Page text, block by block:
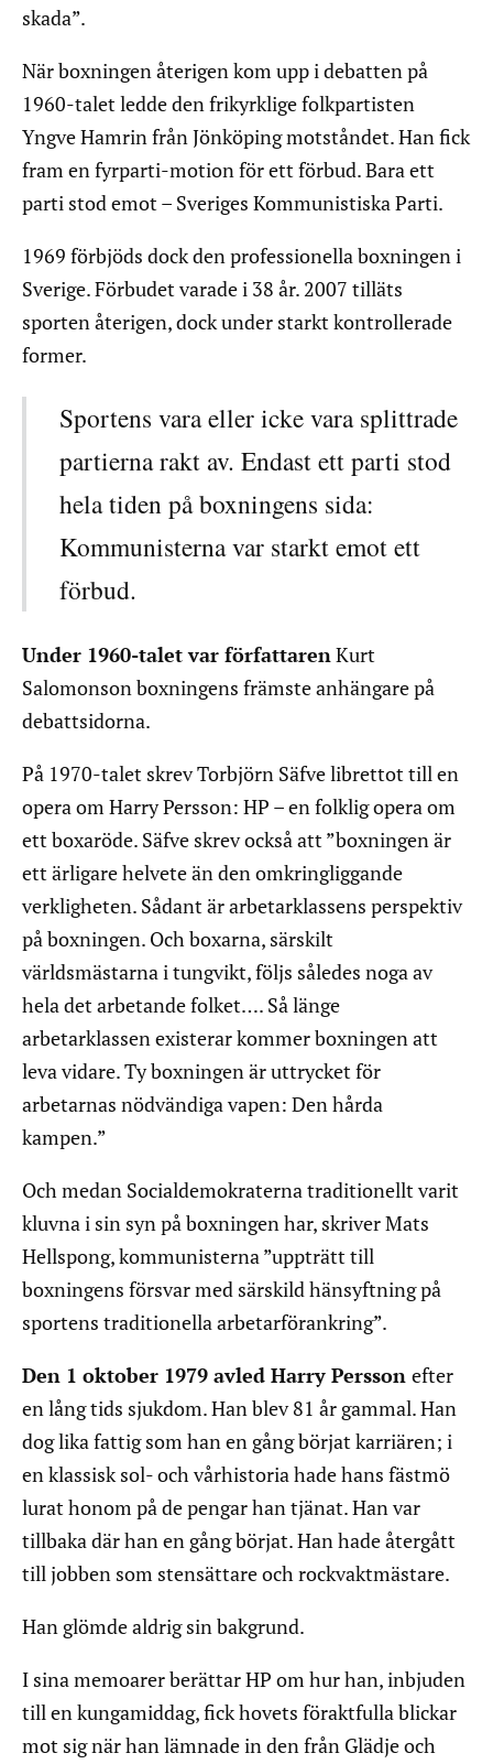
skada”.
När boxningen återigen kom upp i debatten på
1960-talet ledde den frikyrklige folkpartisten
Yngve Hamrin från Jönköping motståndet. Han fick
fram en fyrparti-motion för ett förbud. Bara ett
parti stod emot – Sveriges Kommunistiska Parti.
1969 förbjöds dock den professionella boxningen i
Sverige. Förbudet varade i 38 år. 2007 tilläts
sporten återigen, dock under starkt kontrollerade
former.
Sportens vara eller icke vara splittrade
partierna rakt av. Endast ett parti stod
hela tiden på boxningens sida:
Kommunisterna var starkt emot ett
förbud.
Under 1960-talet var författarenKurt
Salomonson boxningens främste anhängare på
debattsidorna.
På 1970-talet skrev Torbjörn Säfve librettot till en
opera om Harry Persson: HP – en folklig opera om
ett boxaröde. Säfve skrev också att ”boxningen är
ett ärligare helvete än den omkringliggande
verkligheten. Sådant är arbetarklassens perspektiv
på boxningen. Och boxarna, särskilt
världsmästarna i tungvikt, följs således noga av
hela det arbetande folket…. Så länge
arbetarklassen existerar kommer boxningen att
leva vidare. Ty boxningen är uttrycket för
arbetarnas nödvändiga vapen: Den hårda
kampen.”
Och medan Socialdemokraterna traditionellt varit
kluvna i sin syn på boxningen har, skriver Mats
Hellspong, kommunisterna ”uppträtt till
boxningens försvar med särskild hänsyftning på
sportens traditionella arbetarförankring”.
Den 1 oktober 1979 avled Harry Persson efter
en lång tids sjukdom. Han blev 81 år gammal. Han
dog lika fattig som han en gång börjat karriären; i
en klassisk sol- och vårhistoria hade hans fästmö
lurat honom på de pengar han tjänat. Han var
tillbaka där han en gång börjat. Han hade återgått
till jobben som stensättare och rockvaktmästare.
Han glömde aldrig sin bakgrund.
I sina memoarer berättar HP om hur han, inbjuden
till en kungamiddag, fick hovets föraktfulla blickar
mot sig när han lämnade in den från Glädje och